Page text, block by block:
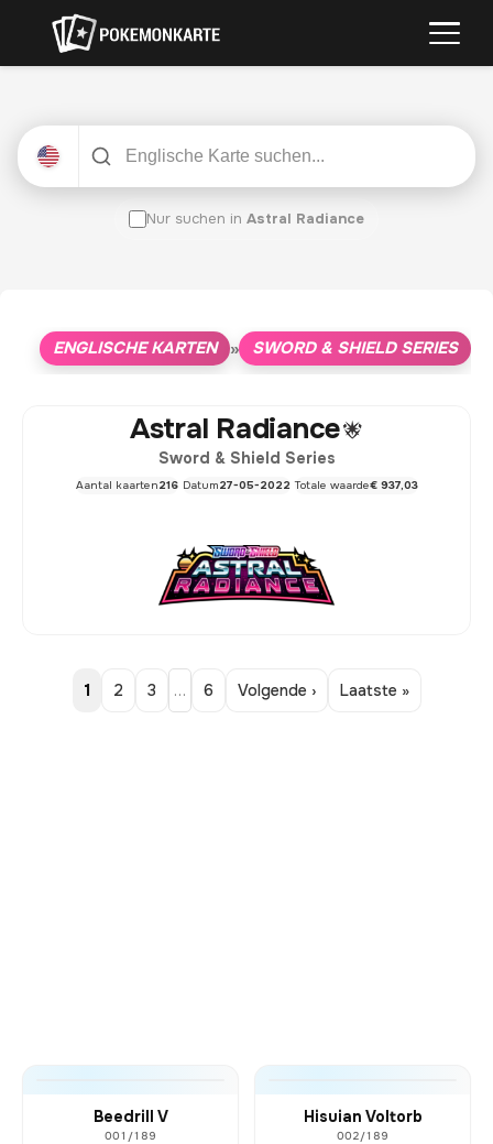
Nur suchen in Astral Radiance
ENGLISCHE KARTEN » SWORD & SHIELD SERIES
Astral Radiance
Sword & Shield Series
Aantal kaarten216 Datum27-05-2022 Totale waarde€ 937,03
1 2 3 … 6 Volgende › Laatste »
Beedrill V
001/189
Hisuian Voltorb
002/189